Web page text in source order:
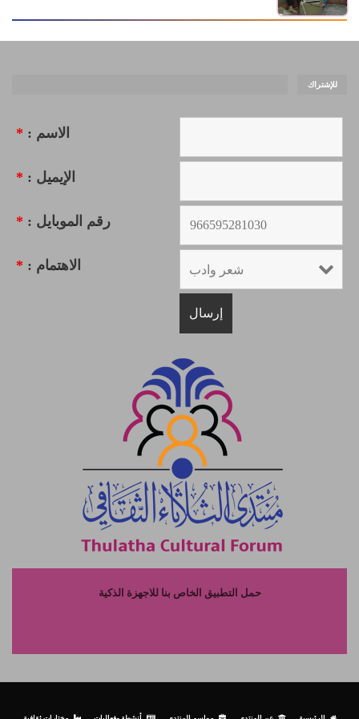
للإشتراك
الاسم : *
الإيميل : *
رقم الموبايل : *
الاهتمام : *
حمل التطبيق الخاص بنا للاجهزة الذكية